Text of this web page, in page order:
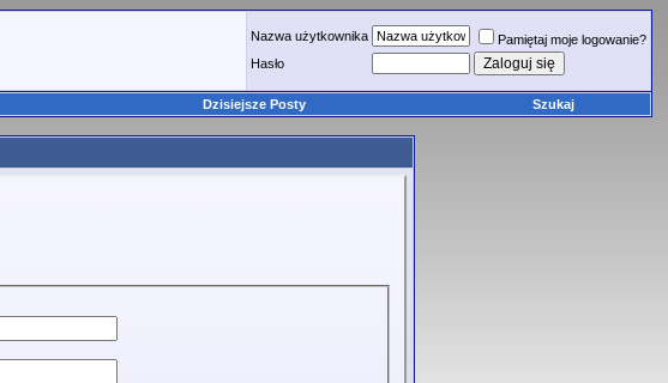
Nazwa użytkownika
Pamiętaj moje logowanie?
Hasło
Dzisiejsze Posty Szukaj